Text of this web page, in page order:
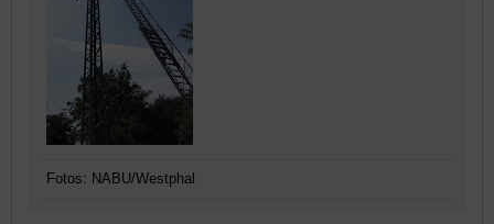
Fotos: NABU/Westphal